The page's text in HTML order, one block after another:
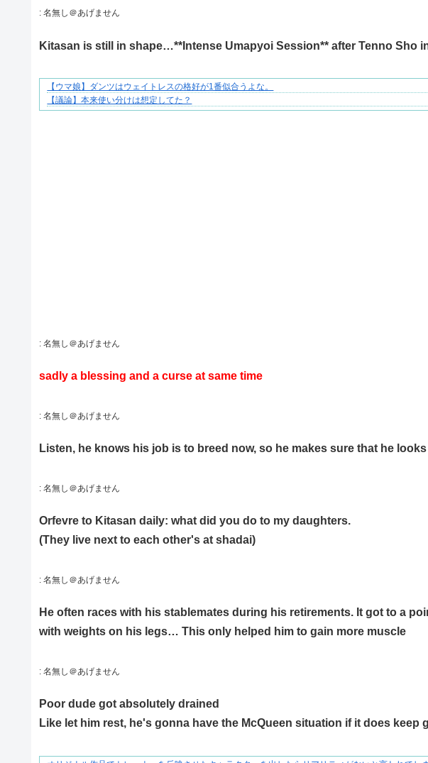
: 名無し＠あげません
Kitasan is still in shape…**Intense Umapyoi Session** after Tenno Sho
ぜんぶ私が中心、そう思われたくないのに
【ウマ娘】ダンツはウェイトレスの格好が1番似合うよな。
【議論】本来使い分けは想定してた？
: 名無し＠あげません
sadly a blessing and a curse at same time
: 名無し＠あげません
Listen, he knows his job is to breed now, so he makes sure that he
: 名無し＠あげません
Orfevre to Kitasan daily: what did you do to my daughters.
(They live next to each other's at shadai)
: 名無し＠あげません
He often races with his stablemates during his retirements. It got to a
with weights on his legs… This only helped him to gain more muscle
: 名無し＠あげません
Poor dude got absolutely drained
Like let him rest, he's gonna have the McQueen situation if it does keep